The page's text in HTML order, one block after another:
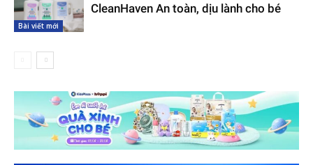
Bài viết mới
CleanHaven An toàn, dịu lành cho bé